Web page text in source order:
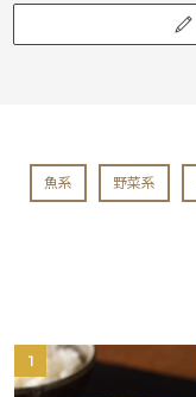
魚系 野菜系
1